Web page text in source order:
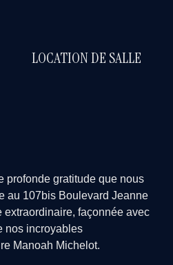
LOCATION DE SALLE
profonde gratitude que nous
au 107bis Boulevard Jeanne
extraordinaire, façonnée avec
nos incroyables
Manoah Michelot.